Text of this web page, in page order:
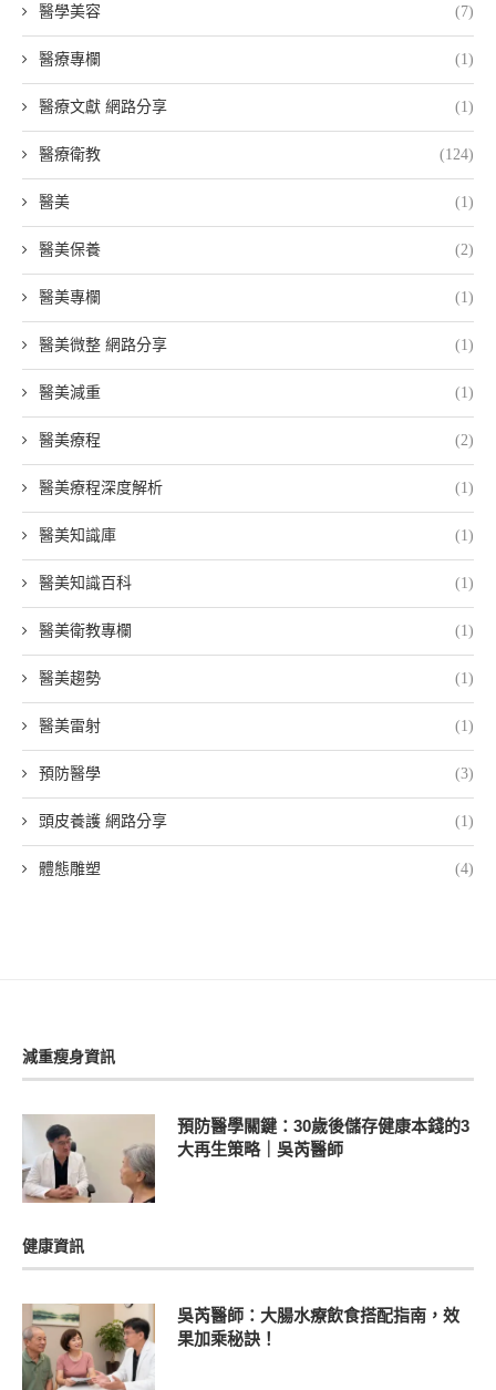
醫學美容 (7)
醫療專欄 (1)
醫療文獻 網路分享 (1)
醫療衛教 (124)
醫美 (1)
醫美保養 (2)
醫美專欄 (1)
醫美微整 網路分享 (1)
醫美減重 (1)
醫美療程 (2)
醫美療程深度解析 (1)
醫美知識庫 (1)
醫美知識百科 (1)
醫美衛教專欄 (1)
醫美趨勢 (1)
醫美雷射 (1)
預防醫學 (3)
頭皮養護 網路分享 (1)
體態雕塑 (4)
減重瘦身資訊
預防醫學關鍵：30歲後儲存健康本錢的3
大再生策略｜吳芮醫師
健康資訊
吳芮醫師：大腸水療飲食搭配指南，效
果加乘秘訣！